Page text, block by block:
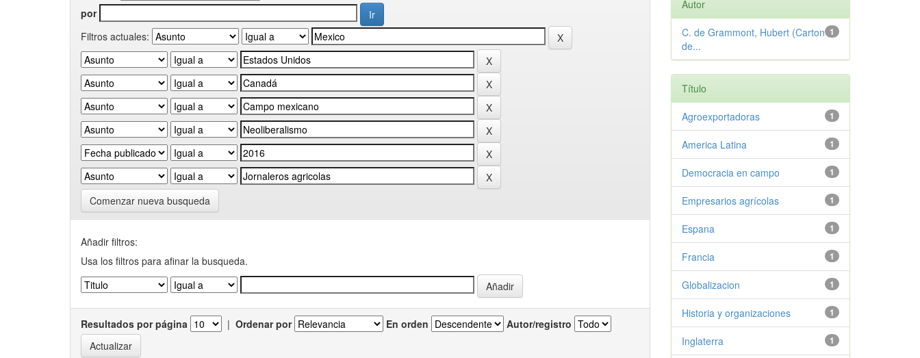
por
Filtros actuales:
Comenzar nueva busqueda
Añadir filtros:
Usa los filtros para afinar la busqueda.
Resultados por página | Ordenar por En orden Autor/registro
Autor
1
C. de Grammont, Hubert (Carton
de...
Título
1
Agroexportadoras
1
America Latina
1
Democracia en campo
1
Empresarios agrícolas
1
Espana
1
Francia
1
Globalizacion
1
Historia y organizaciones
1
Inglaterra